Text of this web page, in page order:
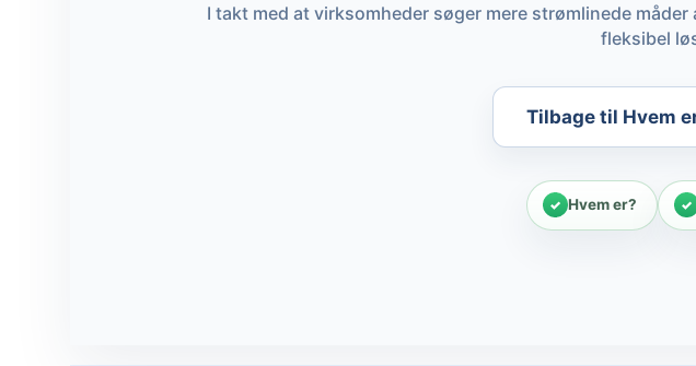
I takt med at virksomheder søger mere strømlinede
fleksibel
Tilbage til Hvem
Hvem er?